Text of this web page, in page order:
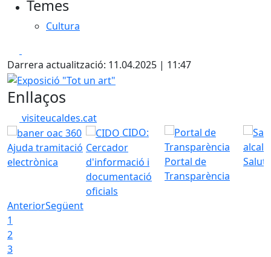
Temes
Cultura
Darrera actualització: 11.04.2025 | 11:47
Exposició "Tot un art"
Enllaços
visiteucaldes.cat
Ajuda tramitació
electrònica
CIDO:
Cercador
d'informació i
documentació
oficials
Portal de
Transparència
AnteriorSegüent
1
2
3